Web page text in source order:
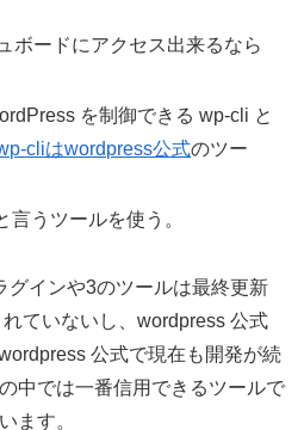
ボードにアクセス出来るなら
を制御できる wp-cli と
cliはwordpress公式のツー
言うツールを使う。
グインや3のツールは最終更新
ていないし、wordpress 公式
公式で現在も開発が続
中では一番信用できるツールで
ます。